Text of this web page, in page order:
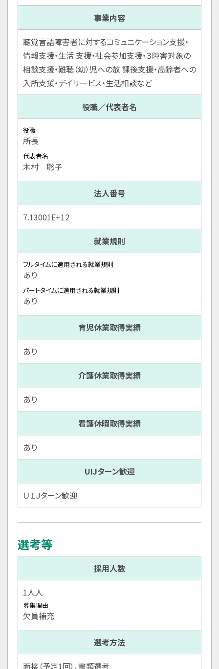
事業内容
聴覚言語障害者に対するコミュニケーション支援・
情報支援・生活 支援・社会参加支援・３障害対象の
相談支援・難聴（幼）児への放 課後支援・高齢者への
入所支援・デイサービス・生活相談など
役職／代表者名
役職
所長
代表者名
木村 聡子
法人番号
7.13001E+12
就業規則
フルタイムに適用される就業規則
あり
パートタイムに適用される就業規則
あり
育児休業取得実績
あり
介護休業取得実績
あり
看護休暇取得実績
あり
UIJターン歓迎
ＵＩＪターン歓迎
選考等
採用人数
1人人
募集理由
欠員補充
選考方法
面接（予定1回），書類選考